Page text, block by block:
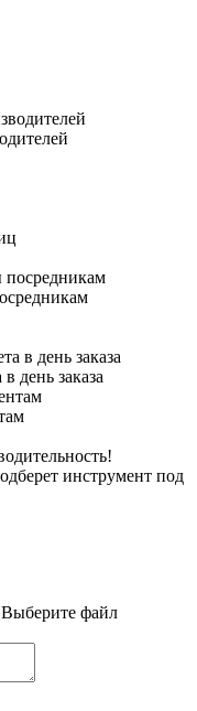
день заказа
инструмент под
Выберите файл